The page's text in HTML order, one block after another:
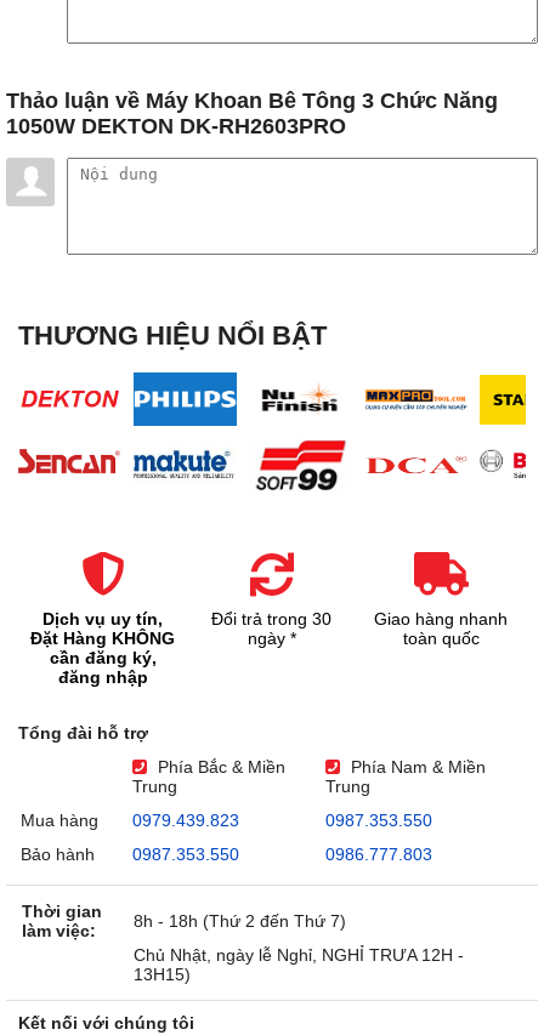
Thảo luận về Máy Khoan Bê Tông 3 Chức Năng
1050W DEKTON DK-RH2603PRO
THƯƠNG HIỆU NỔI BẬT
Dịch vụ uy tín,
Đặt Hàng KHÔNG
cần đăng ký,
đăng nhập
Đổi trả trong 30
ngày *
Giao hàng nhanh
toàn quốc
Tổng đài hỗ trợ
Phía Bắc & Miền
Trung
Phía Nam & Miền
Trung
Mua hàng
0979.439.823
0987.353.550
Bảo hành
0987.353.550 0986.777.803
Thời gian
làm việc:
8h - 18h (Thứ 2 đến Thứ 7)
Chủ Nhật, ngày lễ Nghỉ, NGHỈ TRƯA 12H -
13H15)
Kết nối với chúng tôi